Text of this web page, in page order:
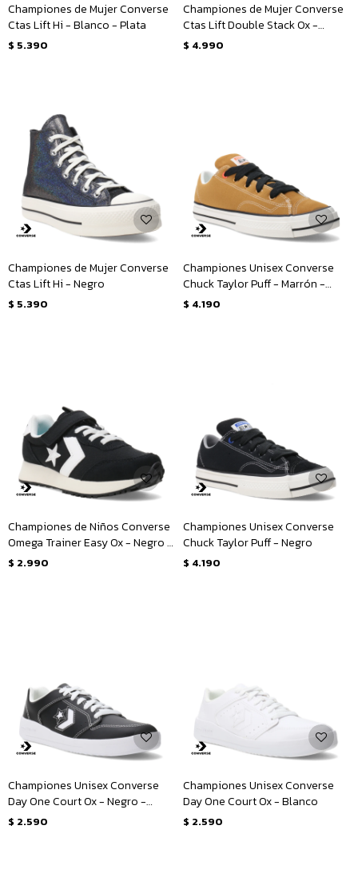
Championes de Mujer Converse
Ctas Lift Hi - Blanco - Plata
$ 5.390
Championes de Mujer Converse
Ctas Lift Double Stack Ox -
Blanco - Negro
$ 4.990
Championes de Mujer Converse
Ctas Lift Hi - Negro
$ 5.390
Championes Unisex Converse
Chuck Taylor Puff - Marrón -
Amarillo Mostaza
$ 4.190
Championes de Niños Converse
Omega Trainer Easy Ox - Negro -
Blanco
$ 2.990
Championes Unisex Converse
Chuck Taylor Puff - Negro
$ 4.190
Championes Unisex Converse
Day One Court Ox - Negro -
Blanco
$ 2.590
Championes Unisex Converse
Day One Court Ox - Blanco
$ 2.590